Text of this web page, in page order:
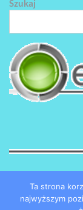
Szukaj
Ta strona
najwyższym